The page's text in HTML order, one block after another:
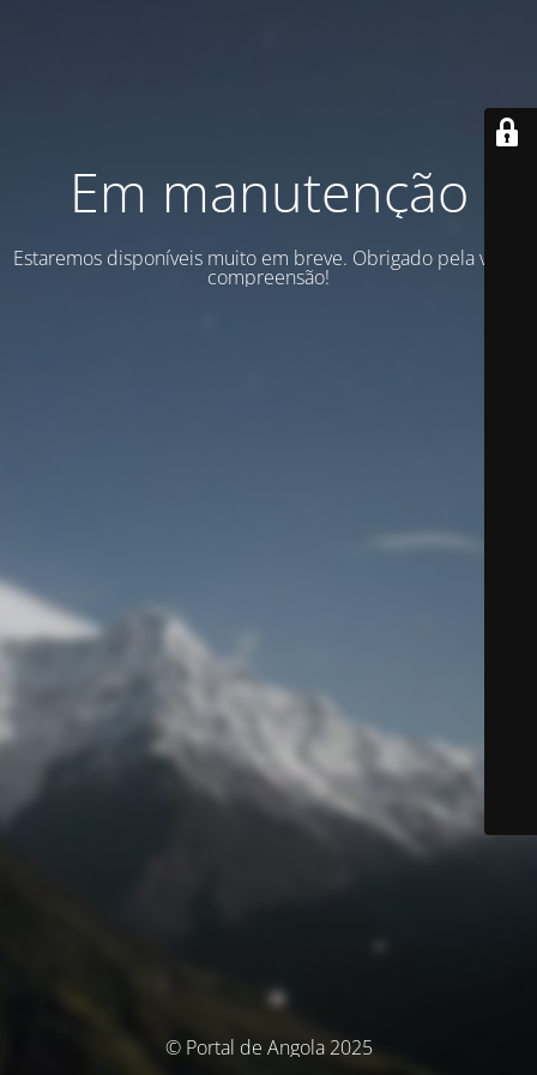
Em manutenção
Estaremos disponíveis muito em breve. Obrigado pela vossa
compreensão!
© Portal de Angola 2025